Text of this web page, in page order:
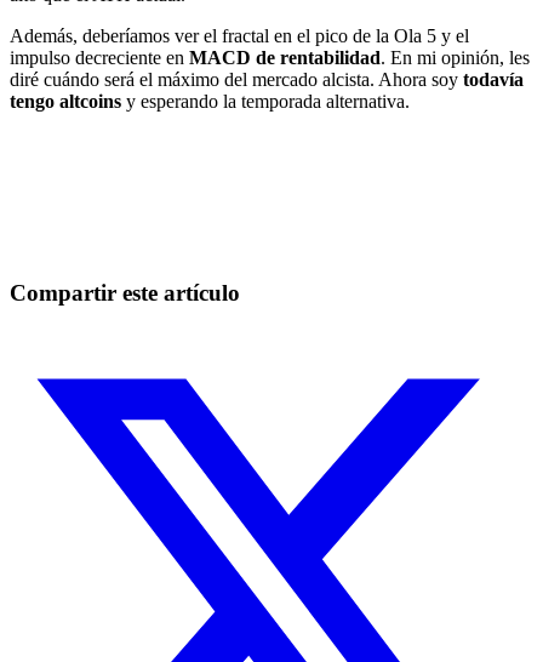
Además, deberíamos ver el fractal en el pico de la Ola 5 y el
impulso decreciente en MACD de rentabilidad. En mi opinión, les
diré cuándo será el máximo del mercado alcista. Ahora soy todavía
tengo altcoins y esperando la temporada alternativa.
Compartir este artículo